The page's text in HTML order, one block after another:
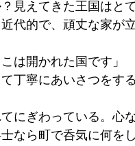
見えてきた王国はと
代的で、頑丈な家が
は開かれた国です」
丁寧にあいさつをす
にぎわっている。心
なら町で呑気に何を